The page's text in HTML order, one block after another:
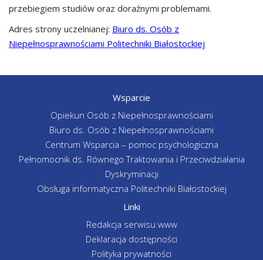
przebiegiem studiów oraz doraźnymi problemami.
Adres strony uczelnianej: Biuro ds. Osób z
Niepełnosprawnościami Politechniki Białostockiej
Wsparcie
Opiekun Osób z Niepełnosprawnościami
Biuro ds. Osób z Niepełnosprawnościami
Centrum Wsparcia – pomoc psychologiczna
Pełnomocnik ds. Równego Traktowania i Przeciwdziałania
Dyskryminacji
Obsługa informatyczna Politechniki Białostockiej
Linki
Redakcja serwisu www
Deklaracja dostępności
Polityka prywatności